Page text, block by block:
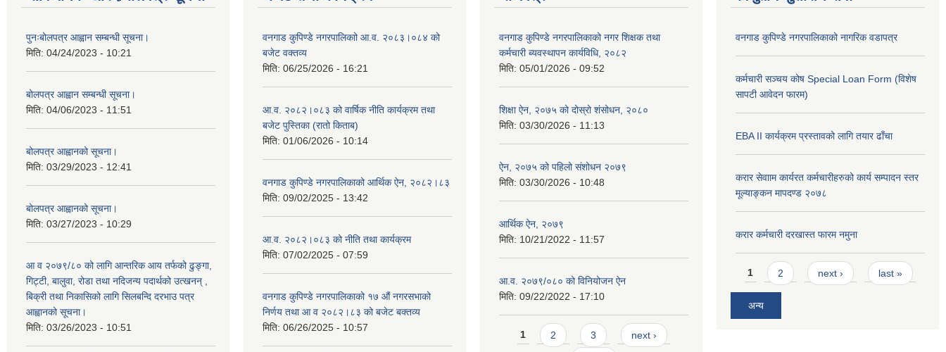
पुनःबोलपत्र आह्वान सम्बन्धी सूचना।
मिति: 04/24/2023 - 10:21
बोलपत्र आह्वान सम्बन्धी सूचना।
मिति: 04/06/2023 - 11:51
बोलपत्र आह्वानको सूचना।
मिति: 03/29/2023 - 12:41
बोलपत्र आह्वानको सूचना।
मिति: 03/27/2023 - 10:29
आ व २०७९/८० को लागि आन्तरिक आय तर्फको ढुङ्गा,
गिट्टी, बालुवा, रोडा तथा नदिजन्य पदार्थको उत्खनन् ,
बिक्री तथा निकासिको लागि सिलबन्दि दरभाउ पत्र
आह्वानको सूचना।
मिति: 03/26/2023 - 10:51
वनगाड कुपिण्डे नगरपालिकाो आ.व. २०८३।०८४ को
बजेट वक्तव्य
मिति: 06/25/2026 - 16:21
आ.व. २०८२।०८३ को वार्षिक नीति कार्यक्रम तथा
बजेट पुस्तिका (रातो किताब)
मिति: 01/06/2026 - 10:14
वनगाड कुपिण्डे नगरपालिकाको आर्थिक ऐन, २०८२।८३
मिति: 09/02/2025 - 13:42
आ.व. २०८२।०८३ को नीति तथा कार्यक्रम
मिति: 07/02/2025 - 07:59
वनगाड कुपिण्डे नगरपालिकाको १७ ‍औं नगरसभाको
निर्णय तथा आ व २०८२।८३ को बजेट बक्तव्य
मिति: 06/26/2025 - 10:57
वनगाड कुपिण्डे नगरपालिकाको नगर शिक्षक तथा
कर्मचारी ब्यवस्थापन कार्यविधि, २०८२
मिति: 05/01/2026 - 09:52
शिक्षा ऐन, २०७५ को दोस्रो शंसोधन, २०८०
मिति: 03/30/2026 - 11:13
ऐन, २०७५ को पहिलो संशोधन २०७९
मिति: 03/30/2026 - 10:48
आर्थिक ऐन, २०७९
मिति: 10/21/2022 - 11:57
आ.व. २०७९/०८० को विनियोजन ऐन
मिति: 09/22/2022 - 17:10
Pages
1 2 3 next ›
वनगाड कुपिण्डे नगरपालिकाको नागरिक वडापत्र
कर्मचारी सञ्चय कोष Special Loan Form (विशेष
सापटी आवेदन फारम)
EBA II कार्यक्रम प्रस्तावको लागि तयार ढाँचा
करार सेवााम कार्यरत कर्मचारीहरुको कार्य सम्पादन स्तर
मूल्याङ्कन मापदण्ड २०७८
करार कर्मचारी दरखास्त फारम नमुना
Pages
1 2 next › last »
अन्य